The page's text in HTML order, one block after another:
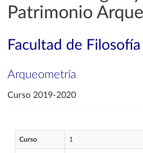
Patrimonio
Facultad de
Arqueometría
Curso 2019-2020
Curso 1